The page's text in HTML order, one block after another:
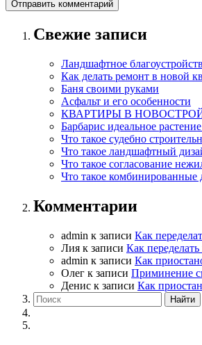
Свежие записи
Ландшафтное
Как делать ремонт в новой
Баня своими руками
Асфальт и его особенности
КВАРТИРЫ В
Барбарис идеальное
Что такое судебно
Что такое ландшафтный
Что такое согласование
Что такое комбинированные
Комментарии
admin к записи Как
Лия к записи Как
admin к записи Как
Олег к записи Приминение
Денис к записи Как